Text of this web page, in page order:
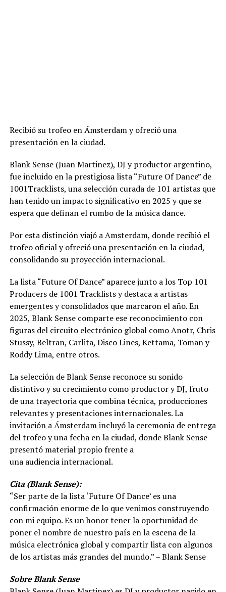
Recibió su trofeo en Ámsterdam y ofreció una
presentación en la ciudad.
Blank Sense (Juan Martinez), DJ y productor argentino,
fue incluido en la prestigiosa lista “Future Of Dance” de
1001Tracklists, una selección curada de 101 artistas que
han tenido un impacto significativo en 2025 y que se
espera que definan el rumbo de la música dance.
Por esta distinción viajó a Amsterdam, donde recibió el
trofeo oficial y ofreció una presentación en la ciudad,
consolidando su proyección internacional.
La lista “Future Of Dance” aparece junto a los Top 101
Producers de 1001 Tracklists y destaca a artistas
emergentes y consolidados que marcaron el año. En
2025, Blank Sense comparte ese reconocimiento con
figuras del circuito electrónico global como Anotr, Chris
Stussy, Beltran, Carlita, Disco Lines, Kettama, Toman y
Roddy Lima, entre otros.
La selección de Blank Sense reconoce su sonido
distintivo y su crecimiento como productor y DJ, fruto
de una trayectoria que combina técnica, producciones
relevantes y presentaciones internacionales. La
invitación a Ámsterdam incluyó la ceremonia de entrega
del trofeo y una fecha en la ciudad, donde Blank Sense
presentó material propio frente a
una audiencia internacional.
Cita (Blank Sense):
“Ser parte de la lista ‘Future Of Dance’ es una
confirmación enorme de lo que venimos construyendo
con mi equipo. Es un honor tener la oportunidad de
poner el nombre de nuestro país en la escena de la
música electrónica global y compartir lista con algunos
de los artistas más grandes del mundo.” – Blank Sense
Sobre Blank Sense